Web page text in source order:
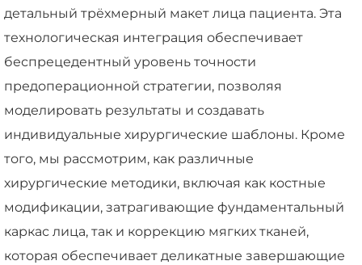
детальный трёхмерный макет лица пациента. Эта
технологическая интеграция обеспечивает
беспрецедентный уровень точности
предоперационной стратегии, позволяя
моделировать результаты и создавать
индивидуальные хирургические шаблоны. Кроме
того, мы рассмотрим, как различные
хирургические методики, включая как костные
модификации, затрагивающие фундаментальный
каркас лица, так и коррекцию мягких тканей,
которая обеспечивает деликатные завершающие